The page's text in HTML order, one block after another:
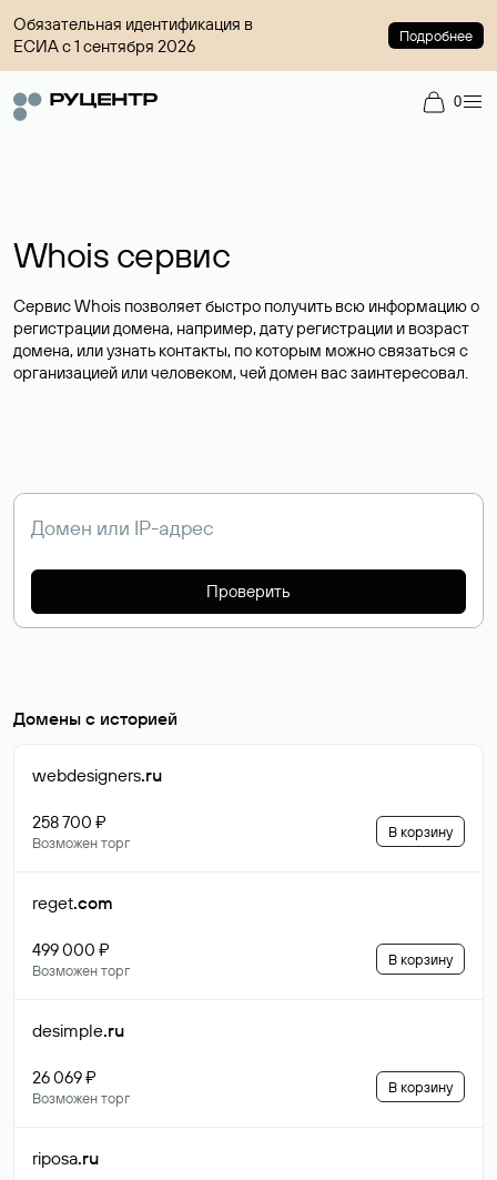
Обязательная идентификация в
ЕСИА с 1 сентября 2026
Подробнее
0
Whois сервис
Сервис Whois позволяет быстро получить всю информацию о
регистрации домена, например, дату регистрации и возраст
домена, или узнать контакты, по которым можно связаться с
организацией или человеком, чей домен вас заинтересовал.
Проверить
Домены с историей
webdesigners.ru
258 700 ₽
Возможен торг
В корзину
reget.com
499 000 ₽
Возможен торг
В корзину
desimple.ru
26 069 ₽
Возможен торг
В корзину
riposa.ru